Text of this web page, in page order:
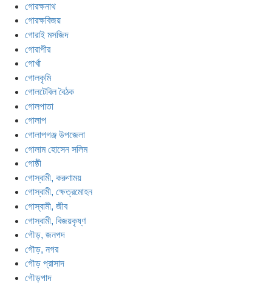
গোরক্ষনাথ
গোরক্ষবিজয়
গোরাই মসজিদ
গোরাপীর
গোর্খা
গোলকৃমি
গোলটেবিল বৈঠক
গোলপাতা
গোলাপ
গোলাপগঞ্জ উপজেলা
গোলাম হোসেন সলিম
গোষ্ঠী
গোস্বামী, করুণাময়
গোস্বামী, ক্ষেত্রমোহন
গোস্বামী, জীব
গোস্বামী, বিজয়কৃষ্ণ
গৌড়, জনপদ
গৌড়, নগর
গৌড় প্রাসাদ
গৌড়পাদ